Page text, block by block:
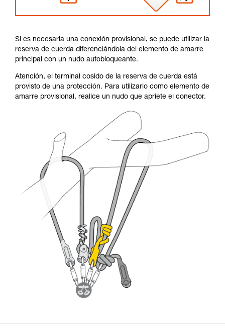
Si es necesaria una conexión provisional, se puede utilizar la
reserva de cuerda diferenciándola del elemento de amarre
principal con un nudo autobloqueante.
Atención, el terminal cosido de la reserva de cuerda está
provisto de una protección. Para utilizarlo como elemento de
amarre provisional, realice un nudo que apriete el conector.